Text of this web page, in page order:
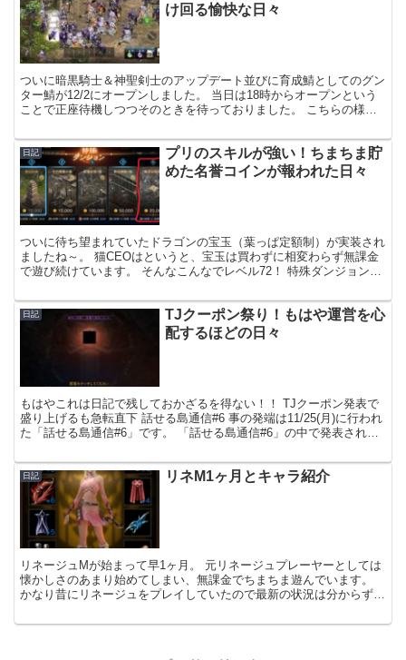
け回る愉快な日々
ついに暗黒騎士＆神聖剣士のアップデート並びに育成鯖としてのグン
ター鯖が12/2にオープンしました。 当日は18時からオープンという
ことで正座待機しつつそのときを待っておりました。 こちらの様子
日記
プリのスキルが強い！ちまちま貯
めた名誉コインが報われた日々
ついに待ち望まれていたドラゴンの宝玉（葉っぱ定額制）が実装され
ましたね～。 猫CEOはというと、宝玉は買わずに相変わらず無課金
で遊び続けています。 そんなこんなでレベル72！ 特殊ダンジョンで
日記
TJクーポン祭り！もはや運営を心
配するほどの日々
もはやこれは日記で残しておかざるを得ない！！ TJクーポン発表で
盛り上げるも急転直下 話せる島通信#6 事の発端は11/25(月)に行われ
た「話せる島通信#6」です。 「話せる島通信#6」の中で発表された
日記 リネM1ヶ月とキャラ紹介
リネージュMが始まって早1ヶ月。 元リネージュプレーヤーとしては
懐かしさのあまり始めてしまい、無課金でちまちま遊んでいます。
かなり昔にリネージュをプレイしていたので最新の状況は分からず、